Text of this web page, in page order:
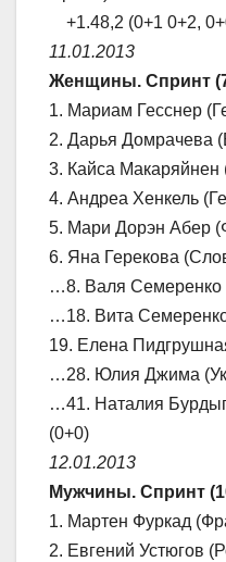
+1.48,2 (0+1 0+2,
11.01.2013
Женщины. Спринт
1. Мариам Гесснер
2. Дарья Домрачева
3. Кайса
4. Андреа Хенкель
5. Мари Дорэн Абер
6. Яна Герекова
…8. Валя
…18. Вита
19. Елена
…28. Юлия Джима
…41. Наталия
(0+0)
12.01.2013
Мужчины. Спринт
1. Мартен Фуркад
2. Евгений Устюгов